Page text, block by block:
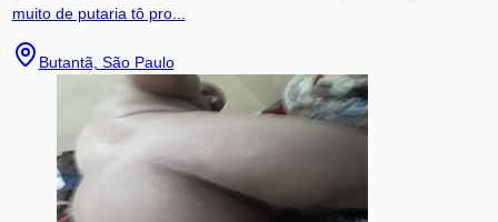
muito de putaria tô pro...
Butantã, São Paulo